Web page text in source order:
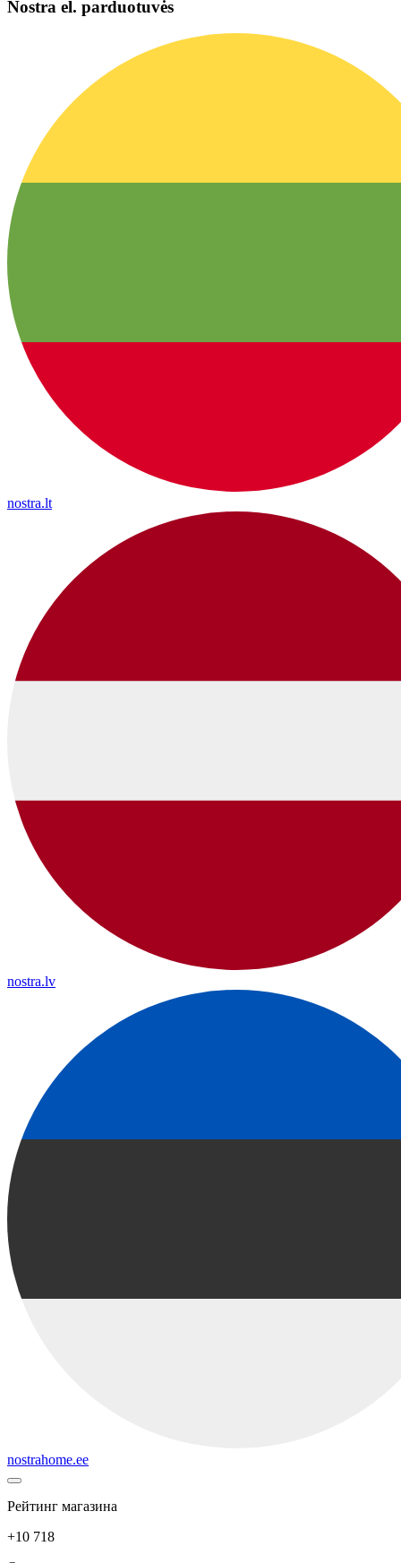
Nostra el. parduotuvės
nostra.lt
nostra.lv
nostrahome.ee
Рейтинг магазина
+10 718